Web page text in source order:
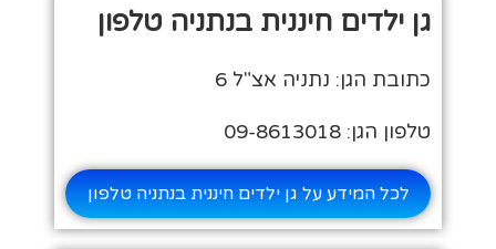
גן ילדים חיננית בנתניה טלפון
כתובת הגן: נתניה אצ"ל 6
טלפון הגן: 09-8613018
לכל המידע על גן ילדים חיננית בנתניה טלפון